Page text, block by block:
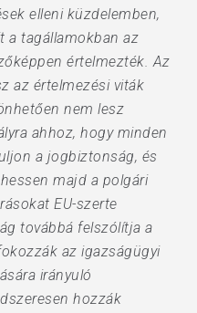
elleni küzdelemben,
a tagállamokban az
értelmezték. Az
az értelmezési viták
nem lesz
ahhoz, hogy minden
a jogbiztonság, és
majd a polgári
EU-szerte
továbbá felszólítja a
az igazságügyi
irányuló
hozzák